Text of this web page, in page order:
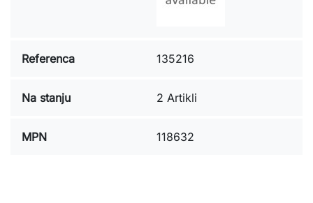
Referenca 135216
Na stanju 2 Artikli
MPN 118632